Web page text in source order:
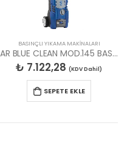
BASINÇLI YIKAMA MAKİNALARI
AR BLUE CLEAN MOD.145 BASINÇLI YIKAMA MAKİNESİ
₺ 7.122,28 (KDV Dahil)
SEPETE EKLE